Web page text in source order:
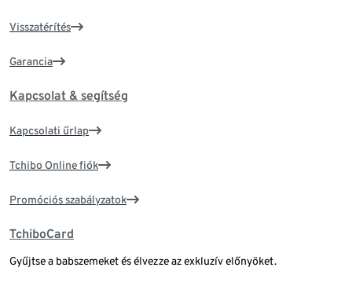
Visszatérítés
Garancia
Kapcsolat & segítség
Kapcsolati űrlap
Tchibo Online fiók
Promóciós szabályzatok
TchiboCard
Gyűjtse a babszemeket és élvezze az exkluzív előnyöket.